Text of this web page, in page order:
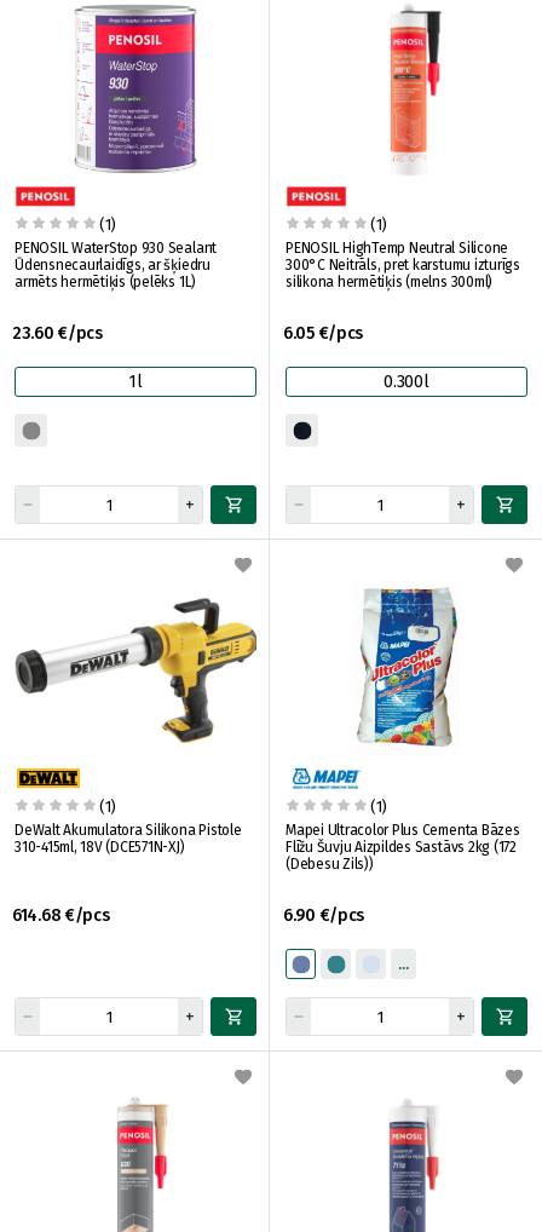
(1)
PENOSIL WaterStop 930 Sealant
Ūdensnecaurlaidīgs, ar šķiedru
armēts hermētiķis (pelēks 1L)
23.60 €/pcs
1l
(1)
PENOSIL HighTemp Neutral Silicone
300°C Neitrāls, pret karstumu izturīgs
silikona hermētiķis (melns 300ml)
6.05 €/pcs
0.300l
(1)
DeWalt Akumulatora Silikona Pistole
310-415ml, 18V (DCE571N-XJ)
614.68 €/pcs
(1)
Mapei Ultracolor Plus Cementa Bāzes
Flīžu Šuvju Aizpildes Sastāvs 2kg (172
(Debesu Zils))
6.90 €/pcs